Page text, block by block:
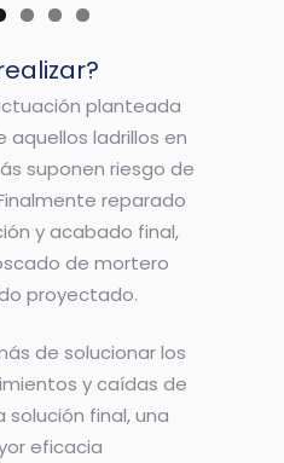
planteada
aquellos ladrillos en
suponen riesgo de
reparado
y acabado final,
de mortero
proyectado.
de solucionar los
y caídas de
final, una
eficacia